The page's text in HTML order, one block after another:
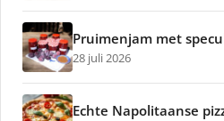
Pruimenjam met
28 juli 2026
Echte Napolitaanse